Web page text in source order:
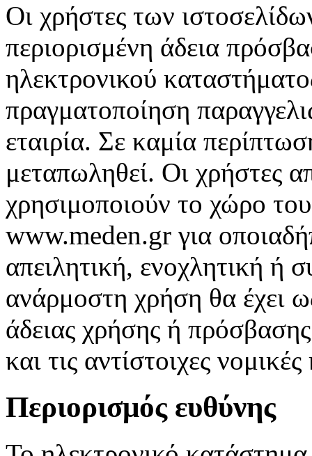
Οι χρήστες των
περιορισμένη άδεια
ηλεκτρονικού
πραγματοποίηση
εταιρία. Σε καμία
μεταπωληθεί. Οι χρήστες
χρησιμοποιούν το χώρο
www.meden.gr για
απειλητική, ενοχλητική ή
ανάρμοστη χρήση θα έχει
άδειας χρήσης ή
και τις αντίστοιχες
Περιορισμός ευθύνης